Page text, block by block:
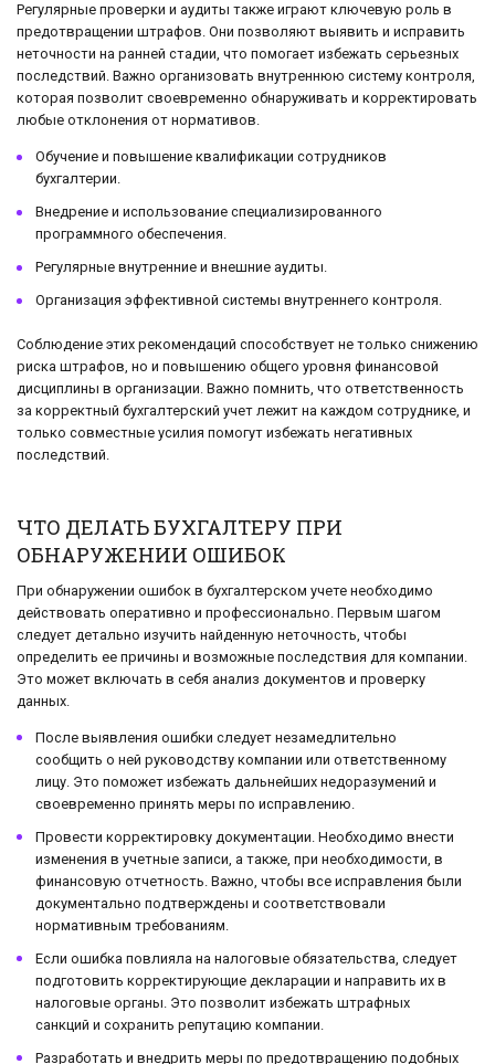
Регулярные проверки и аудиты также играют ключевую роль в
предотвращении штрафов. Они позволяют выявить и исправить
неточности на ранней стадии, что помогает избежать серьезных
последствий. Важно организовать внутреннюю систему контроля,
которая позволит своевременно обнаруживать и корректировать
любые отклонения от нормативов.
Обучение и повышение квалификации сотрудников
бухгалтерии.
Внедрение и использование специализированного
программного обеспечения.
Регулярные внутренние и внешние аудиты.
Организация эффективной системы внутреннего контроля.
Соблюдение этих рекомендаций способствует не только снижению
риска штрафов, но и повышению общего уровня финансовой
дисциплины в организации. Важно помнить, что ответственность
за корректный бухгалтерский учет лежит на каждом сотруднике, и
только совместные усилия помогут избежать негативных
последствий.
ЧТО ДЕЛАТЬ БУХГАЛТЕРУ ПРИ
ОБНАРУЖЕНИИ ОШИБОК
При обнаружении ошибок в бухгалтерском учете необходимо
действовать оперативно и профессионально. Первым шагом
следует детально изучить найденную неточность, чтобы
определить ее причины и возможные последствия для компании.
Это может включать в себя анализ документов и проверку
данных.
После выявления ошибки следует незамедлительно
сообщить о ней руководству компании или ответственному
лицу. Это поможет избежать дальнейших недоразумений и
своевременно принять меры по исправлению.
Провести корректировку документации. Необходимо внести
изменения в учетные записи, а также, при необходимости, в
финансовую отчетность. Важно, чтобы все исправления были
документально подтверждены и соответствовали
нормативным требованиям.
Если ошибка повлияла на налоговые обязательства, следует
подготовить корректирующие декларации и направить их в
налоговые органы. Это позволит избежать штрафных
санкций и сохранить репутацию компании.
Разработать и внедрить меры по предотвращению подобных